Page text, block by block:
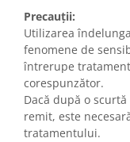
Precauții:
Utilizarea
fenomene de
întrerupe
corespunzător.
Dacă după o
remit, este
tratamentului.